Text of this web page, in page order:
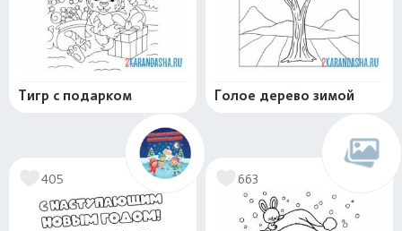
Тигр с подарком Голое дерево зимой
405 663